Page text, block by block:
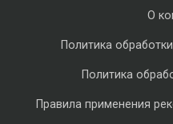
О
Политика
Политика
Правила применения